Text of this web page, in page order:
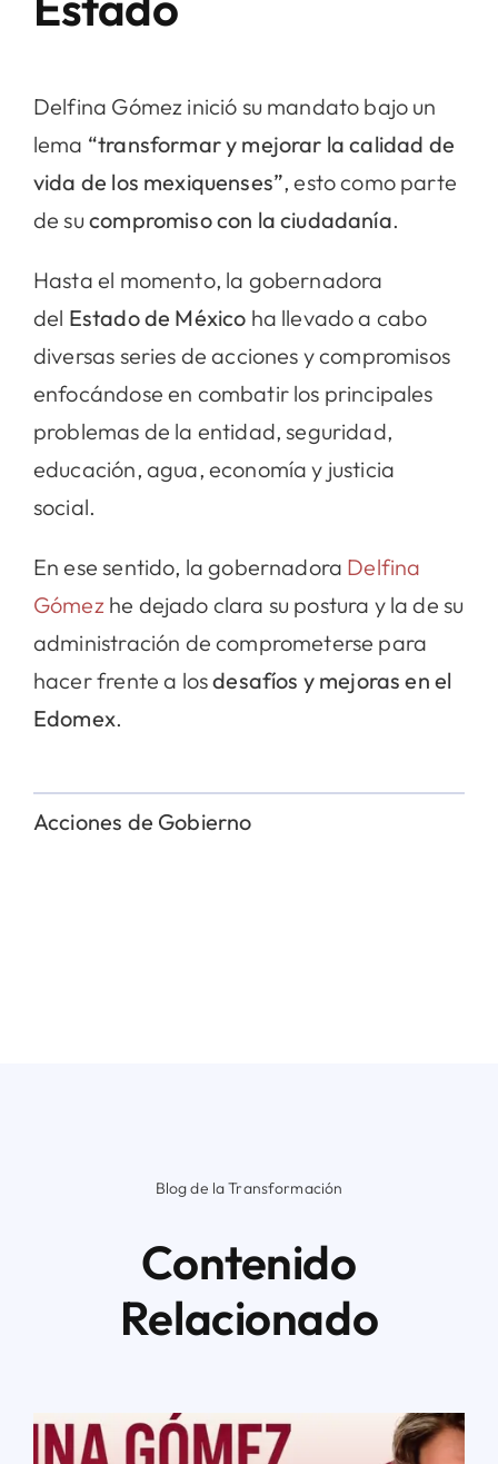
Delfina Gómez inició su mandato bajo un
lema “transformar y mejorar la calidad de
vida de los mexiquenses”, esto como parte
de sucompromiso con la ciudadanía.
Hasta el momento, la gobernadora
del Estado de México ha llevado a cabo
diversas series de acciones y compromisos
enfocándose en combatir los principales
problemas de la entidad, seguridad,
educación, agua, economía y justicia
social.
En ese sentido, la gobernadora Delfina
Gómez he dejado clara su postura y la de su
administración de comprometerse para
hacer frente a losdesafíos y mejoras en el
Edomex.
Acciones de Gobierno
Blog de la Transformación
Contenido
Relacionado